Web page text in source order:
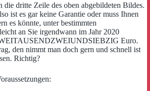
die dritte Zeile des oben abgebildeten Bildes.
ist es gar keine Garantie oder muss Ihnen
es könnte, unter bestimmten
an Sie irgendwann im Jahr 2020
Euro.
den nimmt man doch gern und schnell ist
Richtig?